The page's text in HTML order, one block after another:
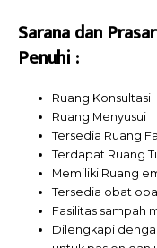
Sarana dan
Penuhi :
Ruang Konsultasi
Ruang Menyusui
Tersedia Ruang
Terdapat Ruang
Memiliki Ruang
Tersedia obat
Fasilitas sampah
Dilengkapi